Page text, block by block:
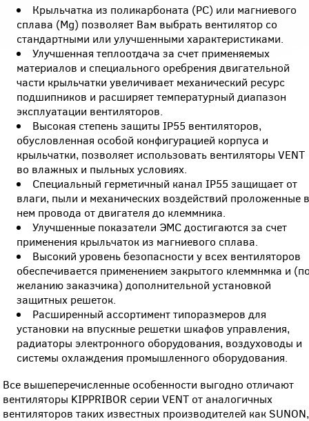
Крыльчатка из поликарбоната (PC) или магниевого
сплава (Mg) позволяет Вам выбрать вентилятор со
стандартными или улучшенными характеристиками.
Улучшенная теплоотдача за счет применяемых
материалов и специального оребрения двигательной
части крыльчатки увеличивает механический ресурс
подшипников и расширяет температурный диапазон
эксплуатации вентиляторов.
Высокая степень защиты IP55 вентиляторов,
обусловленная особой конфигурацией корпуса и
крыльчатки, позволяет использовать вентиляторы VENT
во влажных и пыльных условиях.
Специальный герметичный канал IP55 защищает от
влаги, пыли и механических воздействий проложенные
нем провода от двигателя до клеммника.
Улучшенные показатели ЭМС достигаются за счет
применения крыльчаток из магниевого сплава.
Высокий уровень безопасности у всех вентиляторов
обеспечивается применением закрытого клеммнмка и
желанию заказчика) дополнительной установкой
защитных решеток.
Расширенный ассортимент типоразмеров для
установки на впускные решетки шкафов управления,
радиаторы электронного оборудования, воздуховоды и
системы охлаждения промышленного оборудования.
Все вышеперечисленные особенности выгодно отличают
вентиляторы KIPPRIBOR серии VENT от аналогичных
вентиляторов таких известных производителей как SUNON,